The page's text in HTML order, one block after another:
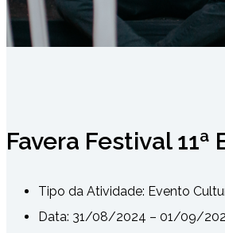
Favera Festival 11ª
Tipo da Atividade: Evento
Data: 31/08/2024 – 01/09/